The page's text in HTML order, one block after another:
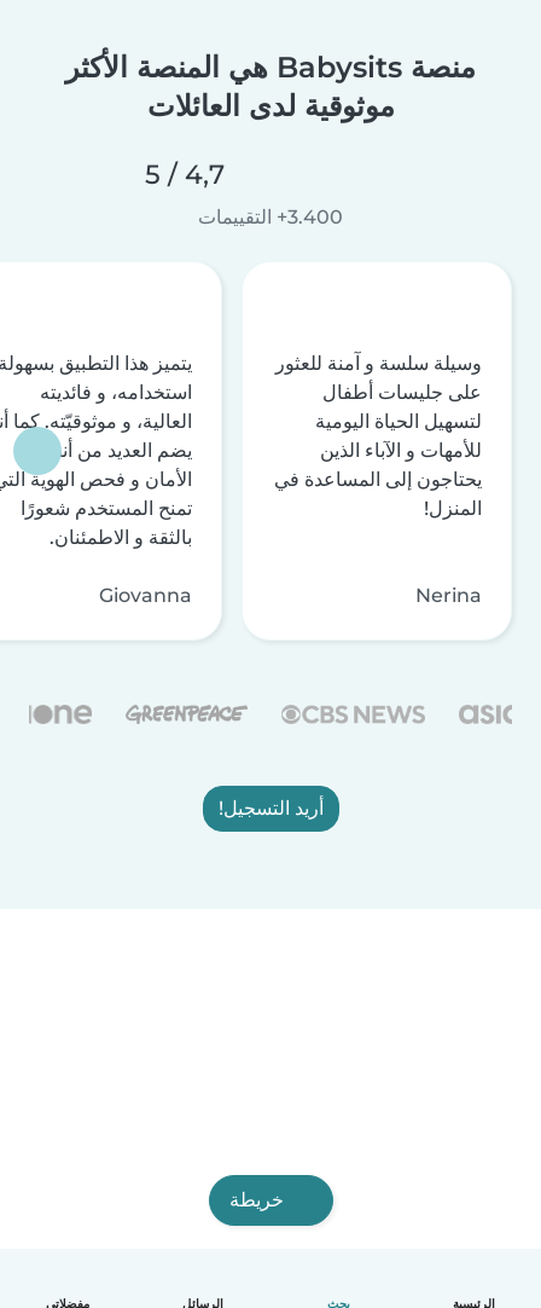
الرئيسية بحث الرسائل مفضلاتي
منصة Babysits هي المنصة الأكثر
موثوقية لدى العائلات
4,7 / 5
3.400+ التقييمات
وسيلة سلسة و آمنة للعثور
على جليسات أطفال
لتسهيل الحياة اليومية
للأمهات و الآباء الذين
يحتاجون إلى المساعدة في
المنزل!
Nerina
يتميز هذا التطبيق
استخدامه، و فائديته
العالية، و موثوقيّته. كما
يضم العديد من أنظمة
الأمان و فحص الهوية
تمنح المستخدم شعورًا
بالثقة و الاطمئنان.
Giovanna
أريد التسجيل!
خريطة